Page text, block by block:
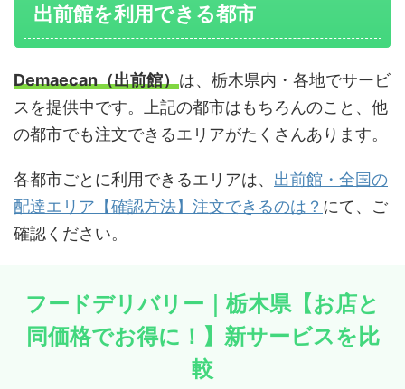
出前館を利用できる都市
Demaecan（出前館）は、栃木県内・各地でサービ
スを提供中です。上記の都市はもちろんのこと、他
の都市でも注文できるエリアがたくさんあります。
各都市ごとに利用できるエリアは、 出前館・全国の
配達エリア【確認方法】注文できるのは？ にて、ご
確認ください。
フードデリバリー｜栃木県【お店と
同価格でお得に！】新サービスを比
較